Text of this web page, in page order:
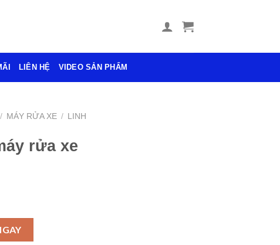
LIÊN HỆ VIDEO SẢN PHẨM
/ MÁY RỬA XE / LINH
rửa xe